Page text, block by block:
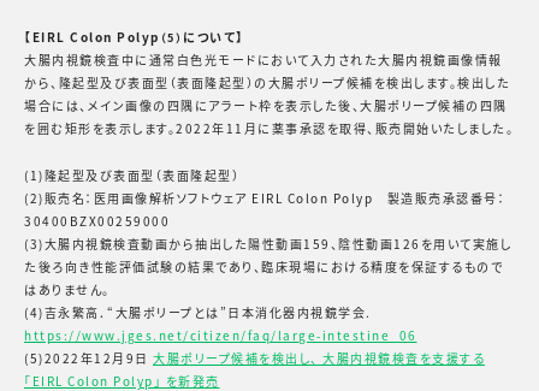
【EIRL Colon Polyp （5） について】
大腸内視鏡検査中に通常白色光モードにおいて入力された大腸内視鏡画像情報
から、隆起型及び表面型（表面隆起型）の大腸ポリープ候補を検出します。検出した
場合には、メイン画像の四隅にアラート枠を表示した後、大腸ポリープ候補の四隅
を囲む矩形を表示します。2022年11月に薬事承認を取得、販売開始いたしました。
(1)隆起型及び表面型（表面隆起型）
(2)販売名：医用画像解析ソフトウェア EIRL Colon Polyp 製造販売承認番号：
30400BZX00259000
(3)大腸内視鏡検査動画から抽出した陽性動画159、陰性動画126を用いて実施し
た後ろ向き性能評価試験の結果であり、臨床現場における精度を保証するもので
はありません。
(4)吉永繁高．“大腸ポリープとは”日本消化器内視鏡学会.
https://www.jges.net/citizen/faq/large-intestine_06
(5)2022年12月9日 大腸ポリープ候補を検出し、 大腸内視鏡検査を支援する
「EIRL Colon Polyp」 を新発売